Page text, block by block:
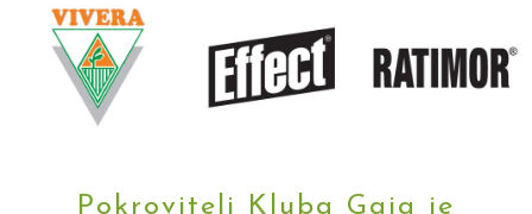
Pokrovitelj Kluba Gaia je